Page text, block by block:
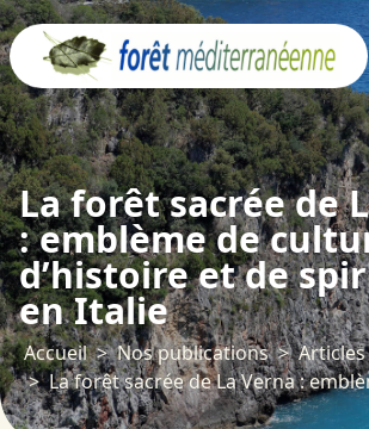
La forêt sacrée de
: emblème de
d’histoire et de
en Italie
Accueil Nos publications
Panneau de gestion des cookies